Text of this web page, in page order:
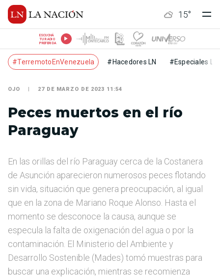
15°
ESCUCHÁ
TU RADIO
PREFERIDA
#TerremotoEnVenezuela #Hacedores LN #Especiales LN
OJO 27 DE MARZO DE 2023 11:54
Peces muertos en el río
Paraguay
En las orillas del río Paraguay cerca de la Costanera
de Asunción aparecieron numerosos peces flotando
sin vida, situación que genera preocupación, al igual
que en la zona de Mariano Roque Alonso. Hasta el
momento se desconoce la causa, aunque se
especula la falta de oxigenación del agua o por la
contaminación. El Ministerio del Ambiente y
Desarrollo Sostenible (Mades) tomó muestras para
buscar una explicación, mientras se recomienza